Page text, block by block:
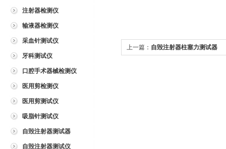
注射器检测仪
输液器检测仪
采血针测试仪
牙科测试仪
口腔手术器械检测仪
医用剪检测仪
医用剪测试仪
吸脂针测试仪
自毁注射器测试器
自毁注射器测试仪
上一篇： 自毁注射器柱塞力测试器